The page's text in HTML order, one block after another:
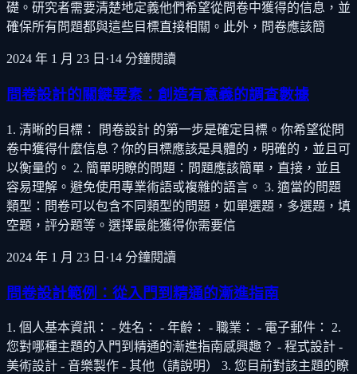
礎。研究者需要清楚地定義他們希望從問卷中獲得的信息，並
確保所有問題都與這些目標直接相關。此外，問卷應該簡
2024 年 1 月 23 日 ·14 分鐘閱讀
問卷設計的關鍵要素：創造有意義的調查數據
1. 清晰的目標： 問卷設計 的第一步是確定目標。你希望從問
卷中獲得什麼信息？你的目標應該是具體的，明確的，並且可
以衡量的。 2. 簡單明瞭的問題：問題應該簡單，直接，並且
容易理解。避免使用專業術語或複雜的語言。 3. 適當的問題
類型：問卷可以包含不同類型的問題，如單選題，多選題，填
空題，評分題等。選擇最能獲得你需要信
2024 年 1 月 23 日 ·14 分鐘閱讀
問卷設計範例：從入門到精通的漸進指南
1. 個人基本資訊： - 姓名： - 年齡： - 職業： - 電子郵件： 2.
您對哪種主題的入門到精通的漸進指南感興趣？ - 程式設計 -
美術設計 - 音樂製作 - 其他（請說明） 3. 您目前對該主題的瞭